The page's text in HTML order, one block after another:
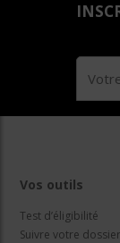
Vos outils
Test d’éligibilité
Suivre votre dossier